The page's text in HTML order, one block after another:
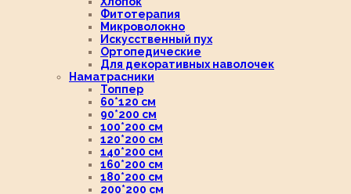
Фитотерапия
Микроволокно
Искусственный пух
Ортопедические
Для декоративных наволочек
Наматрасники
Топпер
60*120 см
90*200 см
100*200 см
120*200 см
140*200 см
160*200 см
180*200 см
200*200 см